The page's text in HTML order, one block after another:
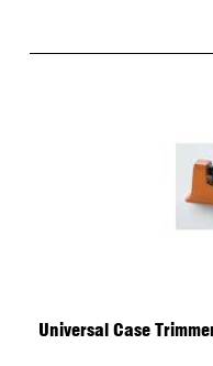
Universal Case